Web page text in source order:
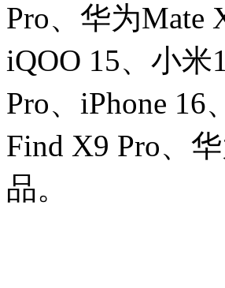
Pro、华为Mate
iQOO 15、小
Pro、iPhone 16
Find X9 Pro、
品。